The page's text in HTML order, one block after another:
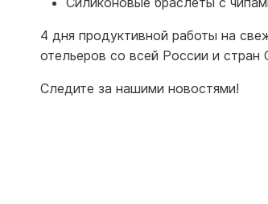
4 дня продуктивной работы на
отельеров со всей России и стран
Следите за нашими новостями!